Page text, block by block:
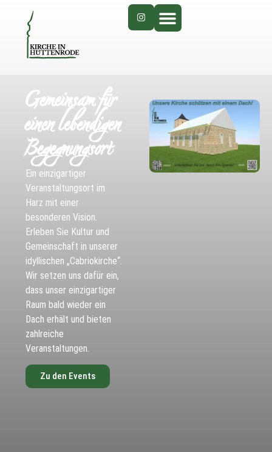
Gemeinsam für
einen lebendigen
Begegnungsort
Ein einzigartiger
Veranstaltungsort im
Harz mit einer
besonderen Vision.
Erleben Sie Kultur und
Gemeinschaft in unserer
idyllischen „Cabriokirche“.
Wir setzen uns dafür ein,
dass unser einzigartiger
Raum bald wieder ein
Dach erhält und bieten
zahlreiche
Veranstaltungen.
Zu den Events